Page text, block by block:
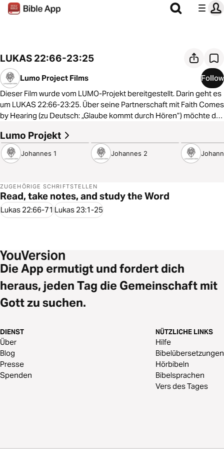
LUKAS 22:66-23:25
Lumo Project Films
Follow
Dieser Film wurde vom LUMO-Projekt bereitgestellt. Darin geht es
um LUKAS 22:66-23:25. Über seine Partnerschaft mit Faith Comes
by Hearing (zu Deutsch: „Glaube kommt durch Hören”) möchte das
Menschen überall die Gelegenheit haben, das Evangelium
anzuhören und anzuschauen. Um mehr darüber zu erfahren, wie
du dabei mithelfen kannst, dass das Material übersetzt wird,
do/gospel-films
Lumo Projekt
9:12
Johannes 1 Johannes 2
ZUGEHÖRIGE SCHRIFTSTELLEN
Read, take notes, and study the Word
Lukas 22:66-71Lukas 23:1-25
Die App ermutigt und fordert dich
heraus, jeden Tag die Gemeinschaft mit
Gott zu suchen.
DIENST
Über
Blog
Presse
Spenden
NÜTZLICHE LINKS
Hilfe
Bibelübersetzungen
Hörbibeln
Bibelsprachen
Vers des Tages